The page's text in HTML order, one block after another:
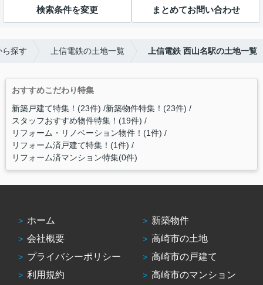
検索条件を変更 まとめてお問い合わせ
ら探す 上信電鉄の土地一覧 上信電鉄 西山名駅の土地一覧
おすすめこだわり特集
新築戸建て特集！(23件) 新築物件特集！(23件)
スタッフおすすめ物件特集！(19件)
リフォーム・リノベーション物件！(1件)
リフォーム済戸建て特集！(1件)
リフォーム済マンション特集(0件)
ホーム
会社概要
プライバシーポリシー
利用規約
新築物件
高崎市の土地
高崎市の戸建て
高崎市のマンション